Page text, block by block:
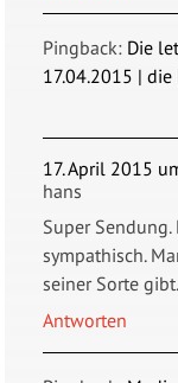
Pingback: Die
17.04.2015 |
17. April 2015
hans
Super Sendung.
sympathisch.
seiner Sorte
Antworten